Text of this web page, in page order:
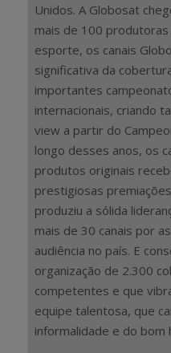
Unidos. A Globosat
mais de 100
esporte, os canais
significativa da
importantes
internacionais, criando
view a partir do
longo desses anos, os
produtos originais
prestigiosas
produziu a sólida
mais de 30 canais por
audiência no país. E
organização de 2.300
competentes e que
equipe talentosa, que
informalidade e do bom